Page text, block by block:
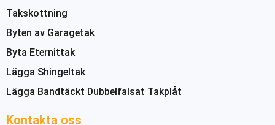
Takskottning
Byten av Garagetak
Byta Eternittak
Lägga Shingeltak
Lägga Bandtäckt Dubbelfalsat Takplåt
Kontakta oss